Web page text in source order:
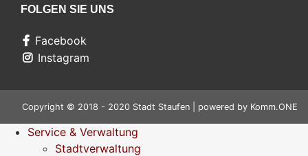
FOLGEN SIE UNS
Facebook
Instagram
Copyright © 2018 - 2020 Stadt Staufen | powered by Komm.ONE
Service & Verwaltung
Stadtverwaltung